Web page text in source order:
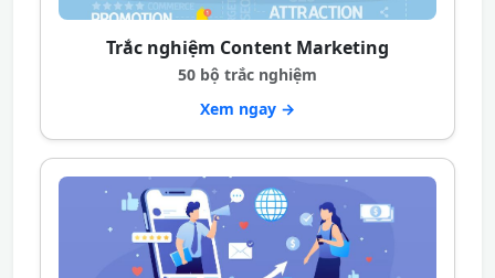
Trắc nghiệm Content Marketing
50 bộ trắc nghiệm
Xem ngay →